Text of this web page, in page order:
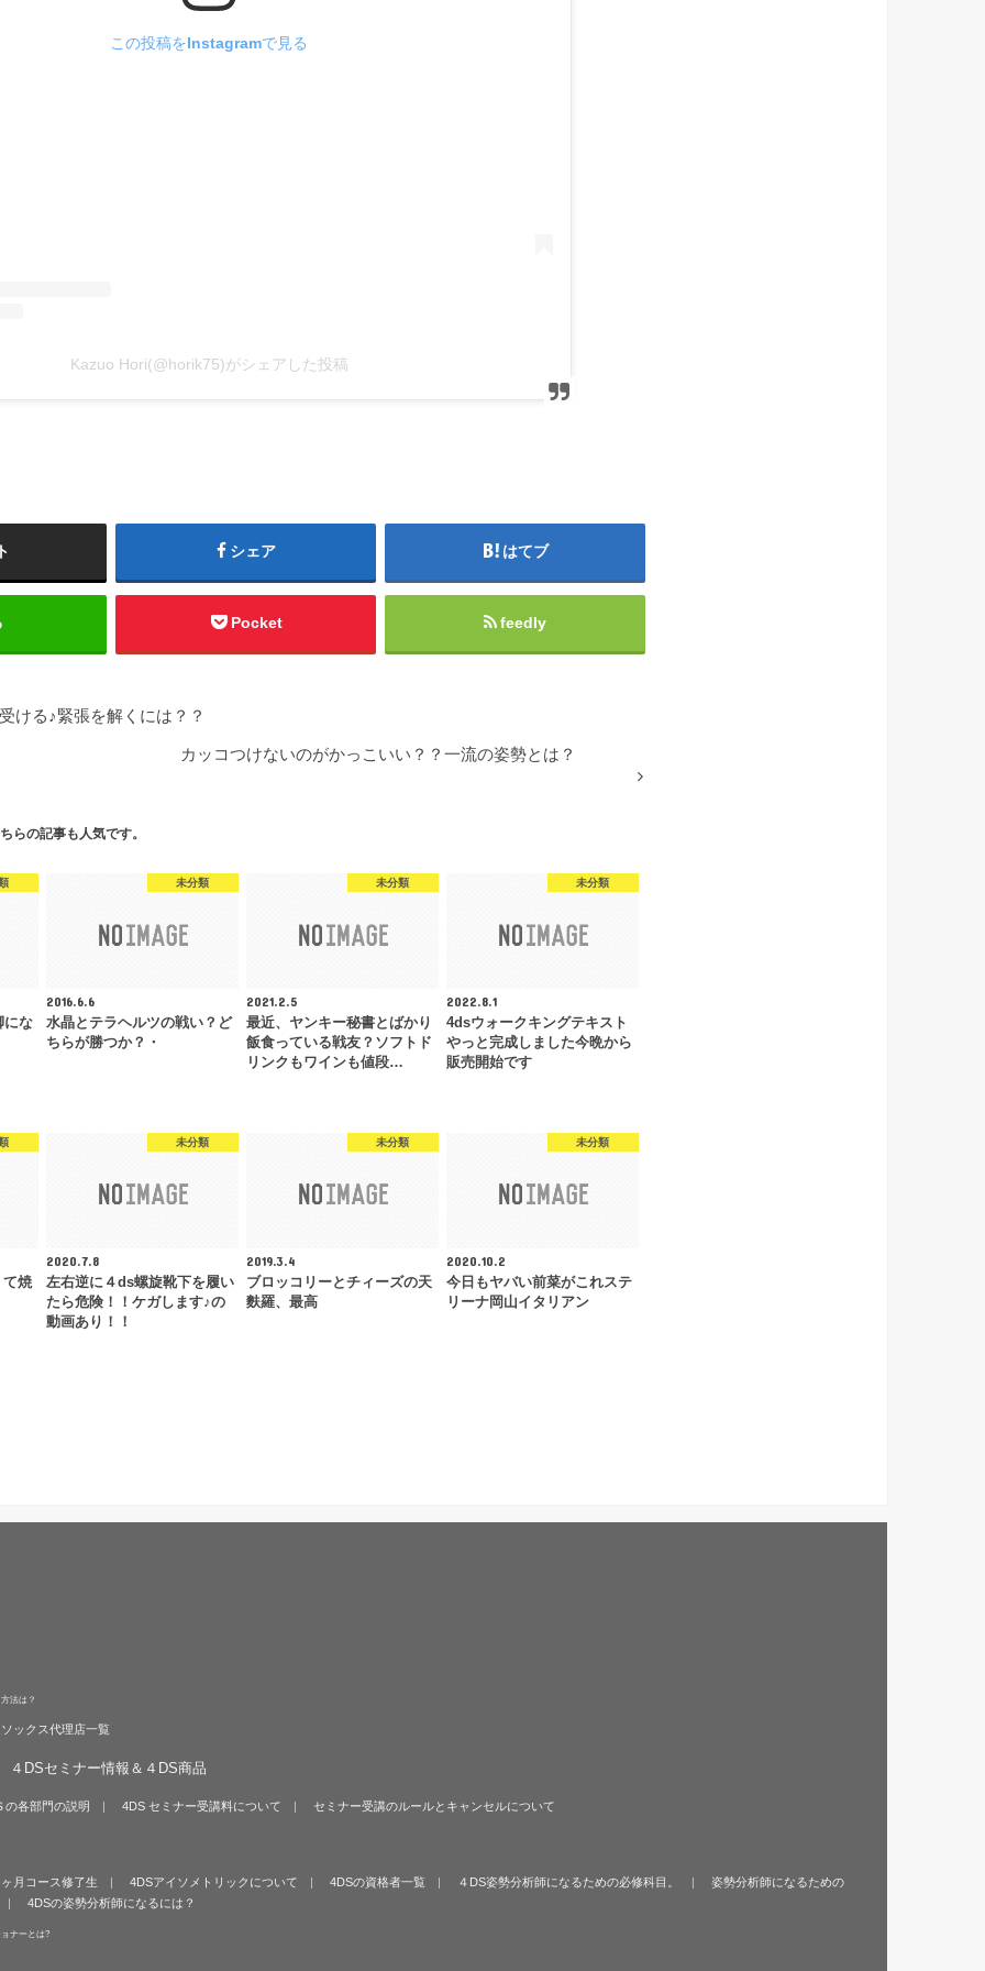
この投稿をInstagramで見る
Kazuo Hori(@horik75)がシェアした投稿
シェア はてブ
Pocket feedly
ける♪緊張を解くには？？
カッコつけないのがかっこいい？？一流の姿勢とは？
らの記事も人気です。
にな
未分類
2016.6.6
水晶とテラヘルツの戦い？ど
ちらが勝つか？・
未分類
2021.2.5
最近、ヤンキー秘書とばかり
飯食っている戦友？ソフトド
リンクもワインも値段…
未分類
2022.8.1
4dsウォークキングテキスト
やっと完成しました今晩から
販売開始です
て焼
未分類
2020.7.8
左右逆に４ds螺旋靴下を履い
たら危険！！ケガします♪の
動画あり！！
未分類
2019.3.4
ブロッコリーとチィーズの天
麩羅、最高
未分類
2020.10.2
今日もヤバい前菜がこれステ
リーナ岡山イタリアン
法は？
ックス代理店一覧
４DSセミナー情報＆４DS商品
の各部門の説明 4DS セミナー受講料について セミナー受講のルールとキャンセルについて
月コース修了生 4DSアイソメトリックについて 4DSの資格者一覧 ４DS姿勢分析師になるための必修科目。
姿勢分析師になるための
4DSの姿勢分析師になるには？
ナーとは?